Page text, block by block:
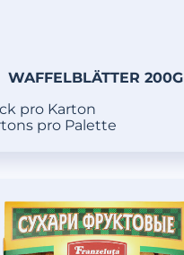
WAFFELBLÄTTER 200G
pro Karton
pro Palette